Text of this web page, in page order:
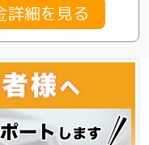
詳細を見る